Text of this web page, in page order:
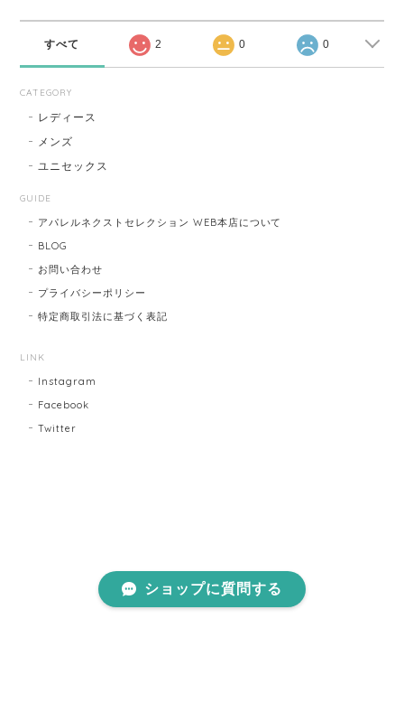
すべて 2 0 0
CATEGORY
レディース
メンズ
ユニセックス
GUIDE
アパレルネクストセレクション WEB本店について
BLOG
お問い合わせ
プライバシーポリシー
特定商取引法に基づく表記
LINK
Instagram
Facebook
Twitter
ショップに質問する